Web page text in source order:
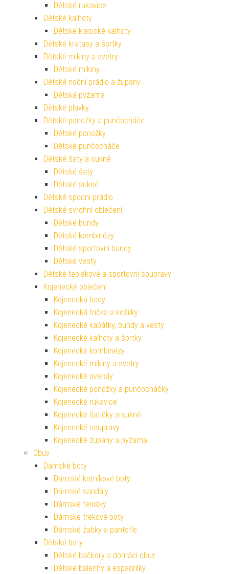
Dětské rukavice
Dětské kalhoty
Dětské klasické kalhoty
Dětské kraťasy a šortky
Dětské mikiny a svetry
Dětské mikiny
Dětské noční prádlo a župany
Dětská pyžama
Dětské plavky
Dětské ponožky a punčocháče
Dětské ponožky
Dětské punčocháče
Dětské šaty a sukně
Dětské šaty
Dětské sukně
Dětské spodní prádlo
Dětské svrchní oblečení
Dětské bundy
Dětské kombinézy
Dětské sportovní bundy
Dětské vesty
Dětské teplákové a sportovní soupravy
Kojenecké oblečení
Kojenecká body
Kojenecká trička a košilky
Kojenecké kabátky, bundy a vesty
Kojenecké kalhoty a šortky
Kojenecké kombinézy
Kojenecké mikiny a svetry
Kojenecké overaly
Kojenecké ponožky a punčocháčky
Kojenecké rukavice
Kojenecké šatičky a sukně
Kojenecké soupravy
Kojenecké župany a pyžama
Obuv
Dámské boty
Dámské kotníkové boty
Dámské sandály
Dámské tenisky
Dámské trekové boty
Dámské žabky a pantofle
Dětské boty
Dětské bačkory a domácí obuv
Dětské baleríny a espadrilky